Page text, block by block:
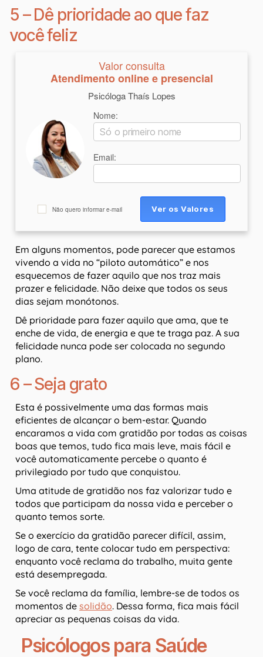
5 – Dê prioridade ao que faz
você feliz
Valor consulta
Atendimento online e presencial
Psicóloga Thaís Lopes
Nome:
Email:
Não quero informar e-mail
Em alguns momentos, pode parecer que estamos
vivendo a vida no “piloto automático” e nos
esquecemos de fazer aquilo que nos traz mais
prazer e felicidade. Não deixe que todos os seus
dias sejam monótonos.
Dê prioridade para fazer aquilo que ama, que te
enche de vida, de energia e que te traga paz. A sua
felicidade nunca pode ser colocada no segundo
plano.
6 – Seja grato
Esta é possivelmente uma das formas mais
eficientes de alcançar o bem-estar. Quando
encaramos a vida com gratidão por todas as coisas
boas que temos, tudo fica mais leve, mais fácil e
você automaticamente percebe o quanto é
privilegiado por tudo que conquistou.
Uma atitude de gratidão nos faz valorizar tudo e
todos que participam da nossa vida e perceber o
quanto temos sorte.
Se o exercício da gratidão parecer difícil, assim,
logo de cara, tente colocar tudo em perspectiva:
enquanto você reclama do trabalho, muita gente
está desempregada.
Se você reclama da família, lembre-se de todos os
momentos de solidão. Dessa forma, fica mais fácil
apreciar as pequenas coisas da vida.
Psicólogos para Saúde